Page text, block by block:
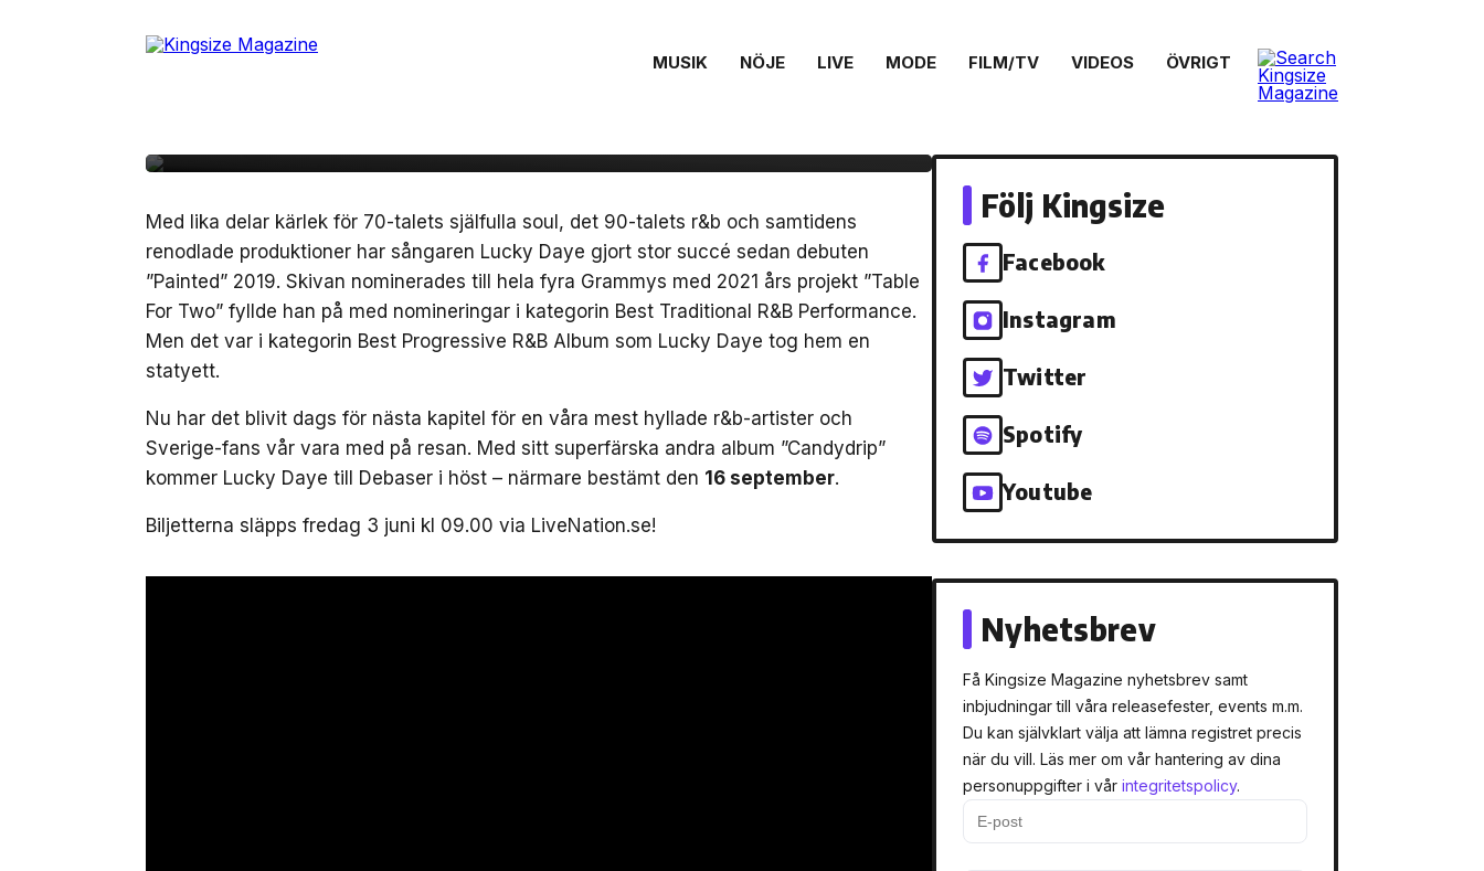
MUSIK NÖJE LIVE MODE FILM/TV VIDEOS ÖVRIGT
LIVE 30 maj, 2022
R&B-artisten Lucky Daye kommer till
Med lika delar kärlek för 70-talets själfulla soul, det 90-talets r&b och samtidens
renodlade produktioner har sångaren Lucky Daye gjort stor succé sedan debuten
”Painted” 2019. Skivan nominerades till hela fyra Grammys med 2021 års projekt ”Table
For Two” fyllde han på med nomineringar i kategorin Best Traditional R&B Performance.
Men det var i kategorin Best Progressive R&B Album som Lucky Daye tog hem en
statyett.
Nu har det blivit dags för nästa kapitel för en våra mest hyllade r&b-artister och
Sverige-fans vår vara med på resan. Med sitt superfärska andra album ”Candydrip”
kommer Lucky Daye till Debaser i höst – närmare bestämt den 16 september.
Biljetterna släpps fredag 3 juni kl 09.00 via LiveNation.se!
Följ Kingsize
Facebook
Instagram
Twitter
Spotify
Youtube
Nyhetsbrev
Få Kingsize Magazine nyhetsbrev samt
inbjudningar till våra releasefester, events m.m.
Du kan självklart välja att lämna registret precis
när du vill. Läs mer om vår hantering av dina
personuppgifter i vår integritetspolicy.